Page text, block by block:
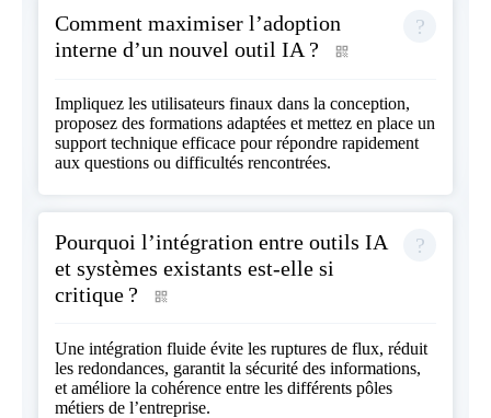
Comment maximiser l’adoption
interne d’un nouvel outil IA ?
Impliquez les utilisateurs finaux dans la conception,
proposez des formations adaptées et mettez en place un
support technique efficace pour répondre rapidement
aux questions ou difficultés rencontrées.
Pourquoi l’intégration entre outils IA
et systèmes existants est-elle si
critique ?
Une intégration fluide évite les ruptures de flux, réduit
les redondances, garantit la sécurité des informations,
et améliore la cohérence entre les différents pôles
métiers de l’entreprise.